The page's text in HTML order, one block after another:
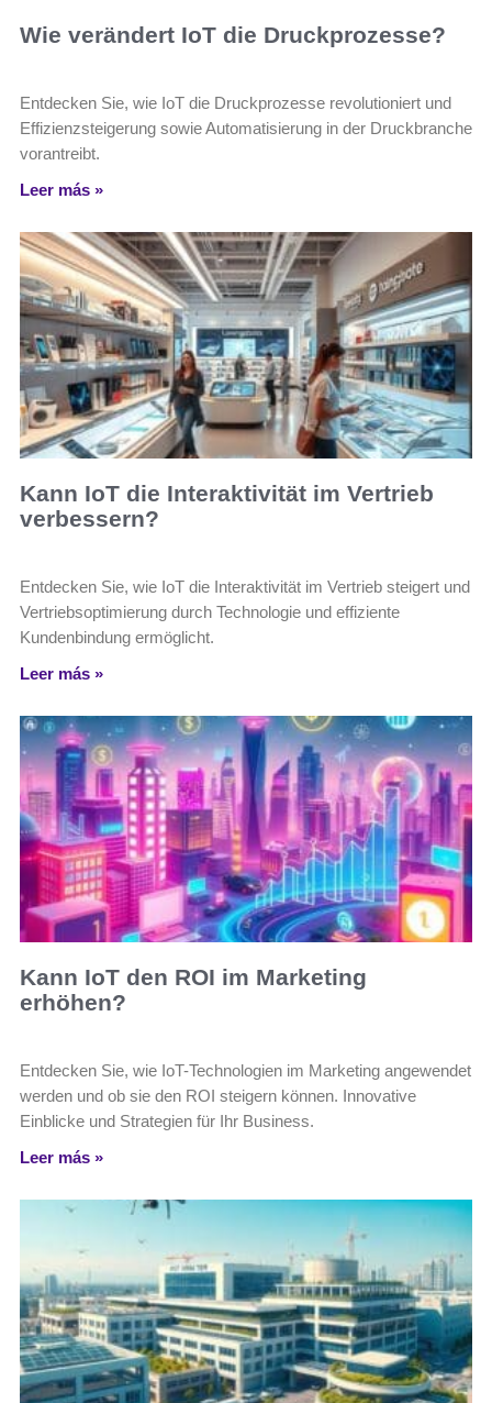
Wie verändert IoT die Druckprozesse?
Entdecken Sie, wie IoT die Druckprozesse revolutioniert und
Effizienzsteigerung sowie Automatisierung in der Druckbranche
vorantreibt.
Leer más »
Kann IoT die Interaktivität im Vertrieb
verbessern?
Entdecken Sie, wie IoT die Interaktivität im Vertrieb steigert und
Vertriebsoptimierung durch Technologie und effiziente
Kundenbindung ermöglicht.
Leer más »
Kann IoT den ROI im Marketing
erhöhen?
Entdecken Sie, wie IoT-Technologien im Marketing angewendet
werden und ob sie den ROI steigern können. Innovative
Einblicke und Strategien für Ihr Business.
Leer más »